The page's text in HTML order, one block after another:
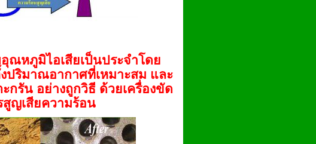
ณหภูมิไอเสียเป็นประจำโดย
ปริมาณอากาศที่เหมาะสม และ
กรัน อย่างถูกวิธี ด้วยเครื่องขัด
สูญเสียความร้อน